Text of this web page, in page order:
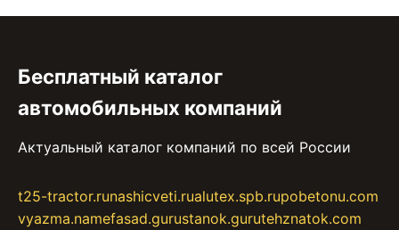
Бесплатный каталог
автомобильных компаний
Актуальный каталог компаний по всей России
t25-tractor.runashicveti.rualutex.spb.rupobetonu.com
vyazma.namefasad.gurustanok.gurutehznatok.com